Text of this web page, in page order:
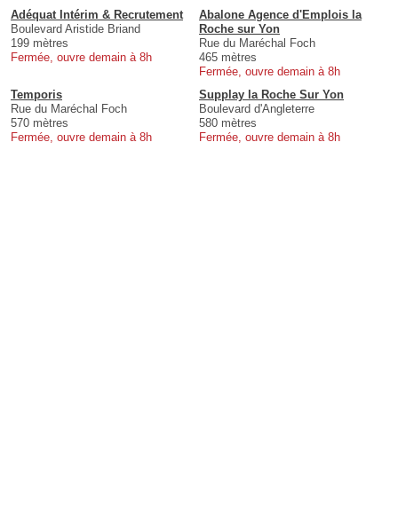
Adéquat Intérim & Recrutement
Boulevard Aristide Briand
199 mètres
Fermée, ouvre demain à 8h
Abalone Agence d'Emplois la
Roche sur Yon
Rue du Maréchal Foch
465 mètres
Fermée, ouvre demain à 8h
Temporis
Rue du Maréchal Foch
570 mètres
Fermée, ouvre demain à 8h
Supplay la Roche Sur Yon
Boulevard d'Angleterre
580 mètres
Fermée, ouvre demain à 8h